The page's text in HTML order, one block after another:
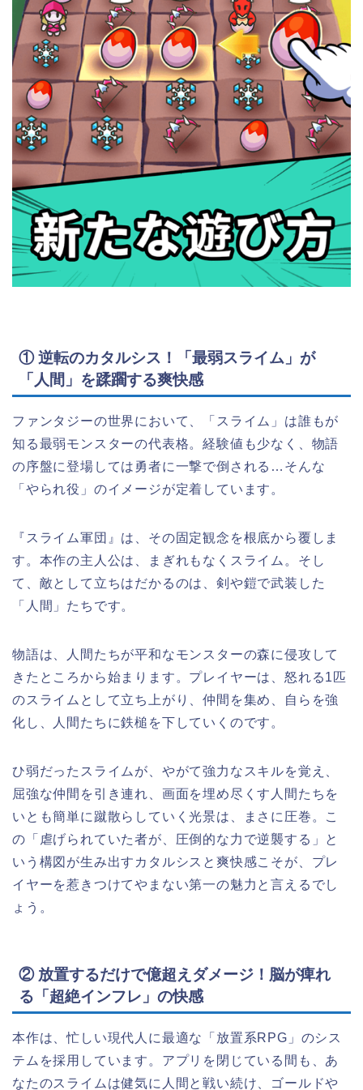
① 逆転のカタルシス！「最弱スライム」が
「人間」を蹂躙する爽快感
ファンタジーの世界において、「スライム」は誰もが
知る最弱モンスターの代表格。経験値も少なく、物語
の序盤に登場しては勇者に一撃で倒される…そんな
「やられ役」のイメージが定着しています。
『スライム軍団』は、その固定観念を根底から覆しま
す。本作の主人公は、まぎれもなくスライム。そし
て、敵として立ちはだかるのは、剣や鎧で武装した
「人間」たちです。
物語は、人間たちが平和なモンスターの森に侵攻して
きたところから始まります。プレイヤーは、怒れる1匹
のスライムとして立ち上がり、仲間を集め、自らを強
化し、人間たちに鉄槌を下していくのです。
ひ弱だったスライムが、やがて強力なスキルを覚え、
屈強な仲間を引き連れ、画面を埋め尽くす人間たちを
いとも簡単に蹴散らしていく光景は、まさに圧巻。こ
の「虐げられていた者が、圧倒的な力で逆襲する」と
いう構図が生み出すカタルシスと爽快感こそが、プレ
イヤーを惹きつけてやまない第一の魅力と言えるでし
ょう。
② 放置するだけで億超えダメージ！脳が痺れ
る「超絶インフレ」の快感
本作は、忙しい現代人に最適な「放置系RPG」のシス
テムを採用しています。アプリを閉じている間も、あ
なたのスライムは健気に人間と戦い続け、ゴールドや